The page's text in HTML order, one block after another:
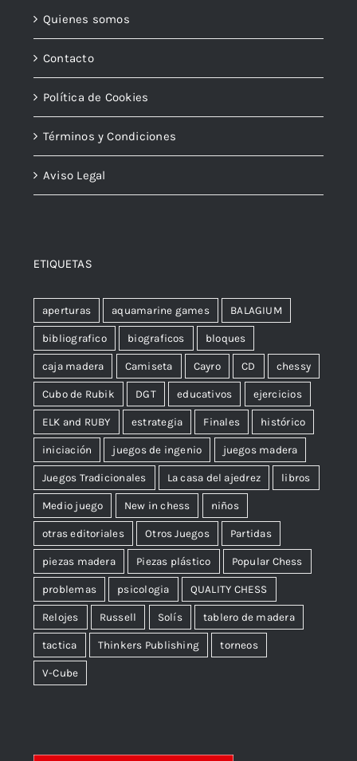
Quienes somos
Contacto
Política de Cookies
Términos y Condiciones
Aviso Legal
ETIQUETAS
aperturas aquamarine games BALAGIUM
bibliografico biograficos bloques
caja madera Camiseta Cayro CD chessy
Cubo de Rubik DGT educativos ejercicios
ELK and RUBY estrategia Finales histórico
iniciación juegos de ingenio juegos madera
Juegos Tradicionales La casa del ajedrez libros
Medio juego New in chess niños
otras editoriales Otros Juegos Partidas
piezas madera Piezas plástico Popular Chess
problemas psicologia QUALITY CHESS
Relojes Russell Solís tablero de madera
tactica Thinkers Publishing torneos
V-Cube